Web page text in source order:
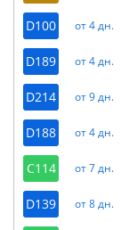
D100 от 4 дн.
D189 от 4 дн.
D214 от 9 дн.
D188 от 4 дн.
C114 от 7 дн.
D139 от 8 дн.